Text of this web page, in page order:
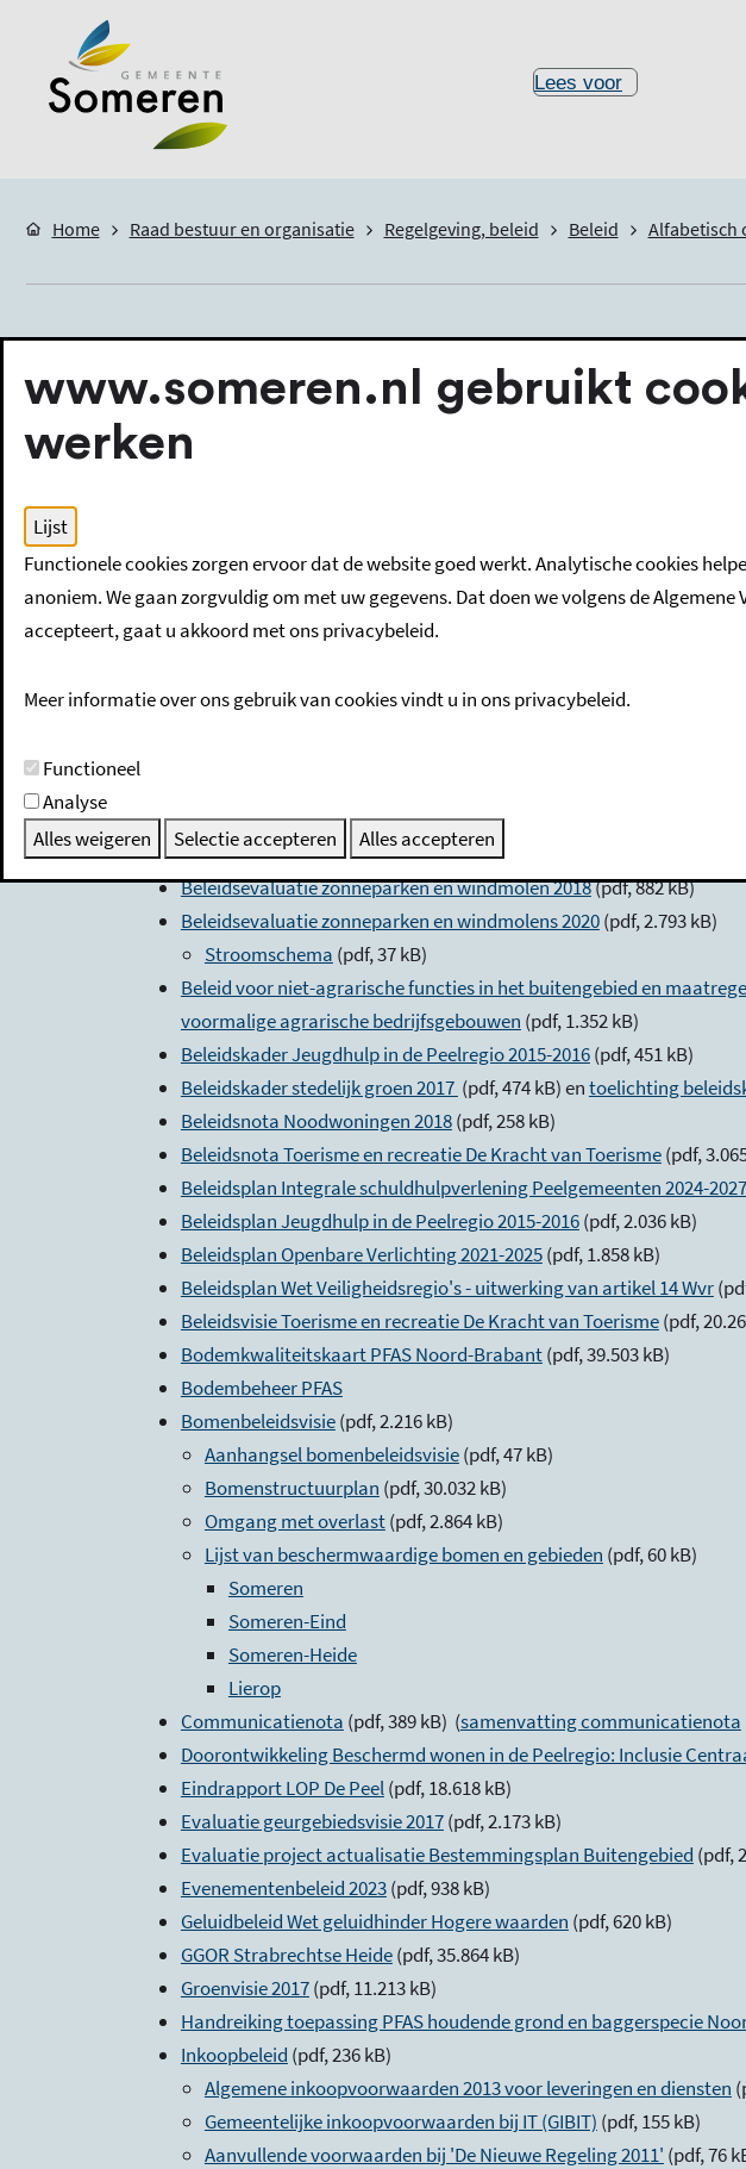
Lees voor
Home Raad bestuur en organisatie Regelgeving, beleid Beleid Alfabetisch
Alfabetisch
Beleidsnota's
Afvalstoffenbeleidsplan 2016-2020
(pdf, 1.028 kB)
Arbeidsmigrantenbeleid 2025
(pdf, 398 kB)
Beeldkwaliteitsplan Buitengebied 2011
Beheerplan landschappelijke elementen
(pdf, 1.558 kB)
Beleid teeltondersteunende voorzieningen 2018- bijlage 1
Beleid zonneparken in het buitengebied 2017
Beleidsevaluatie zonneparken en windmolen 2018(pdf, 882 kB)
Beleidsevaluatie zonneparken en windmolens 2020(pdf, 2.793 kB)
Stroomschema (pdf, 37 kB)
Beleid voor niet-agrarische functies in het buitengebied en
voormalige agrarische bedrijfsgebouwen (pdf, 1.352 kB)
Beleidskader Jeugdhulp in de Peelregio 2015-2016(pdf, 451 kB)
Beleidskader stedelijk groen 2017 (pdf, 474 kB) entoelichting
Beleidsnota Noodwoningen 2018(pdf, 258 kB)
Beleidsnota Toerisme en recreatie De Kracht van Toerisme(pdf,
Beleidsplan Integrale schuldhulpverlening Peelgemeenten 2024-2027
Beleidsplan Jeugdhulp in de Peelregio 2015-2016(pdf, 2.036 kB)
Beleidsplan Openbare Verlichting 2021-2025(pdf, 1.858 kB)
Beleidsplan Wet Veiligheidsregio's - uitwerking van artikel 14 Wvr
Beleidsvisie Toerisme en recreatie De Kracht van Toerisme(pdf,
Bodemkwaliteitskaart PFAS Noord-Brabant(pdf, 39.503 kB)
Bodembeheer PFAS
Bomenbeleidsvisie(pdf, 2.216 kB)
Aanhangsel bomenbeleidsvisie(pdf, 47 kB)
Bomenstructuurplan (pdf, 30.032 kB)
Omgang met overlast(pdf, 2.864 kB)
Lijst van beschermwaardige bomen en gebieden (pdf, 60 kB)
Someren
Someren-Eind
Someren-Heide
Lierop
Communicatienota (pdf, 389 kB) (samenvatting communicatienota
Doorontwikkeling Beschermd wonen in de Peelregio: Inclusie
Eindrapport LOP De Peel(pdf, 18.618 kB)
Evaluatie geurgebiedsvisie 2017(pdf, 2.173 kB)
Evaluatie project actualisatie Bestemmingsplan Buitengebied (pdf,
Evenementenbeleid 2023(pdf, 938 kB)
Geluidbeleid Wet geluidhinder Hogere waarden (pdf, 620 kB)
GGOR Strabrechtse Heide(pdf, 35.864 kB)
Groenvisie 2017(pdf, 11.213 kB)
Handreiking toepassing PFAS houdende grond en baggerspecie
Inkoopbeleid (pdf, 236 kB)
Algemene inkoopvoorwaarden 2013 voor leveringen en diensten
Gemeentelijke inkoopvoorwaarden bij IT (GIBIT) (pdf, 155 kB)
Aanvullende voorwaarden bij 'De Nieuwe Regeling 2011' (pdf, 76
www.someren.nl gebruikt
werken
Lijst
Functionele cookies zorgen ervoor dat de website goed werkt. Analytische cookies
anoniem. We gaan zorgvuldig om met uw gegevens. Dat doen we volgens de
accepteert, gaat u akkoord met ons privacybeleid.
Meer informatie over ons gebruik van cookies vindt u in ons privacybeleid.
Functioneel
Analyse
Alles weigeren
Selectie accepteren Alles accepteren